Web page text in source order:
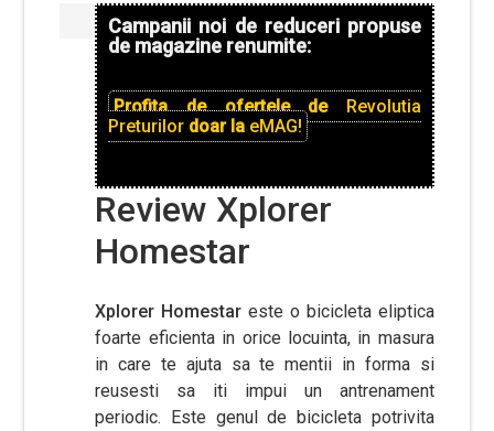
Campanii noi de reduceri propuse
de magazine renumite:
Profita de ofertele de Revolutia
Preturilor doar la eMAG!
Review Xplorer
Homestar
Xplorer Homestareste o bicicleta eliptica
foarte eficienta in orice locuinta, in masura
in care te ajuta sa te mentii in forma si
reusesti sa iti impui un antrenament
periodic. Este genul de bicicleta potrivita